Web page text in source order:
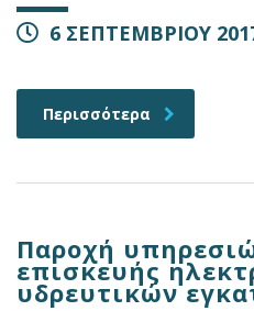
6 ΣΕΠΤΕΜΒΡΙΟΥ
Περισσότερα
Παροχή
επισκευής
υδρευτικών